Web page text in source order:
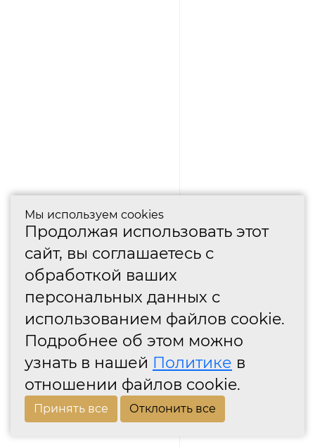
Мы используем cookies
Продолжая использовать этот
сайт, вы соглашаетесь с
обработкой ваших
персональных данных с
использованием файлов cookie.
Подробнее об этом можно
узнать в нашей Политике в
отношении файлов cookie.
Принять все Отклонить все